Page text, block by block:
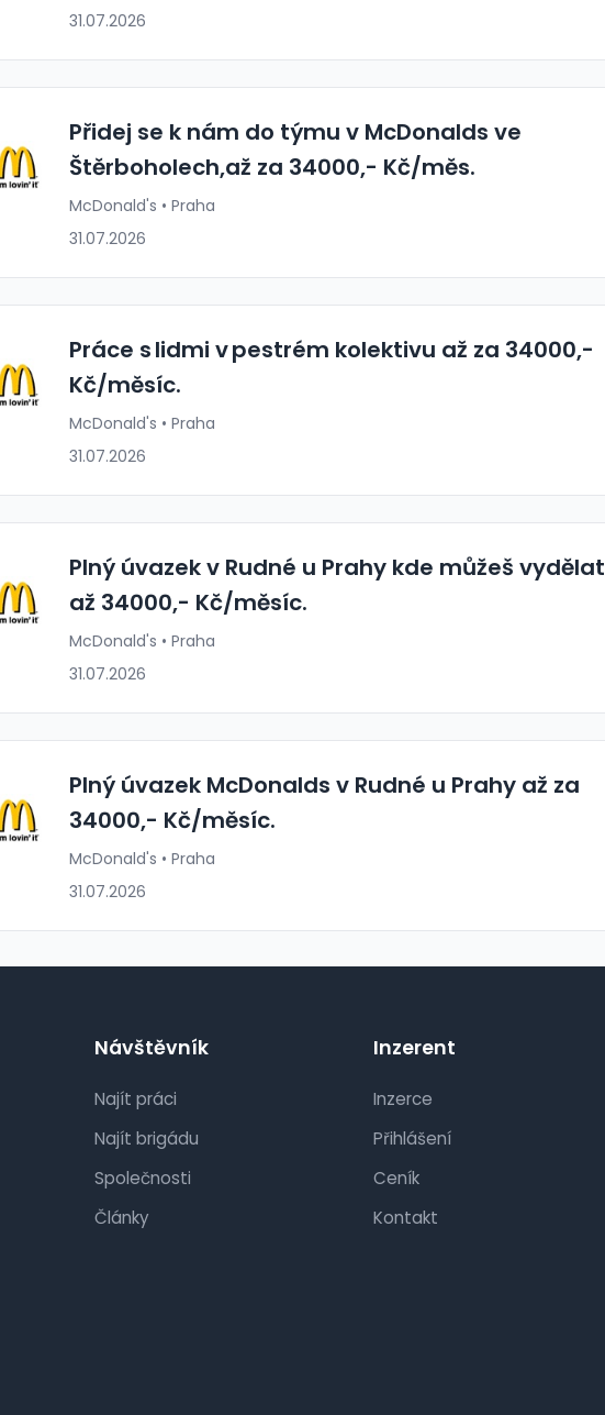
31.07.2026
Přidej se k nám do týmu v McDonalds ve
Štěrboholech,až za 34000,- Kč/měs.
McDonald's • Praha
31.07.2026
Práce s lidmi v pestrém kolektivu až za 34000,-
Kč/měsíc.
McDonald's • Praha
31.07.2026
Plný úvazek v Rudné u Prahy kde můžeš vydělat
až 34000,- Kč/měsíc.
McDonald's • Praha
31.07.2026
Plný úvazek McDonalds v Rudné u Prahy až za
34000,- Kč/měsíc.
McDonald's • Praha
31.07.2026
Návštěvník
Najít práci
Najít brigádu
Společnosti
Články
Inzerent
Inzerce
Přihlášení
Ceník
Kontakt